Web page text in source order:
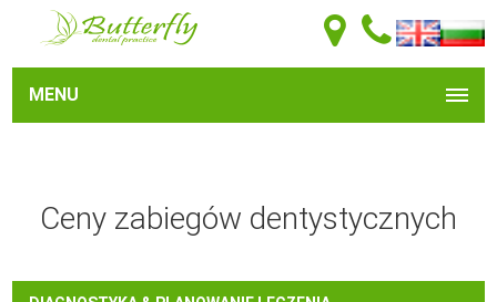
MENU
Ceny zabiegów dentystycznych